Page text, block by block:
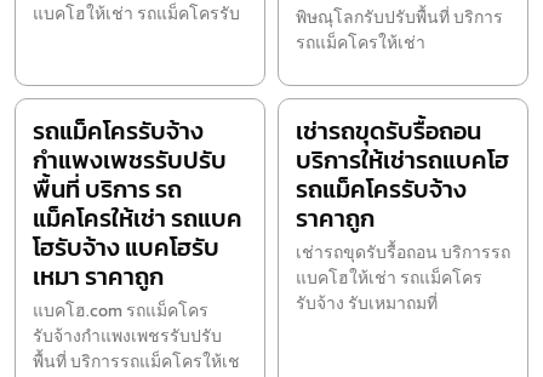
แบคโฮให้เช่า รถแม็คโครรับ
พิษณุโลกรับปรับพื้นที่ บริการ
รถแม็คโครให้เช่า
รถแม็คโครรับจ้าง
กำแพงเพชรรับปรับ
พื้นที่ บริการ รถ
แม็คโครให้เช่า รถแบค
โฮรับจ้าง แบคโฮรับ
เหมา ราคาถูก
แบคโฮ.com รถแม็คโคร
รับจ้างกำแพงเพชรรับปรับ
พื้นที่ บริการรถแม็คโครให้เช
เช่ารถขุดรับรื้อถอน
บริการให้เช่ารถแบคโฮ
รถแม็คโครรับจ้าง
ราคาถูก
เช่ารถขุดรับรื้อถอน บริการรถ
แบคโฮให้เช่า รถแม็คโคร
รับจ้าง รับเหมาถมที่